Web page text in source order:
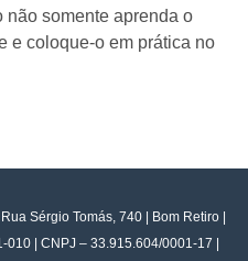
não somente aprenda o
e coloque-o em prática no
Sérgio Tomás, 740 | Bom Retiro |
| CNPJ – 33.915.604/0001-17 |